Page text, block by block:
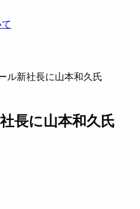
ル新社長に山本和久氏
長に山本和久氏